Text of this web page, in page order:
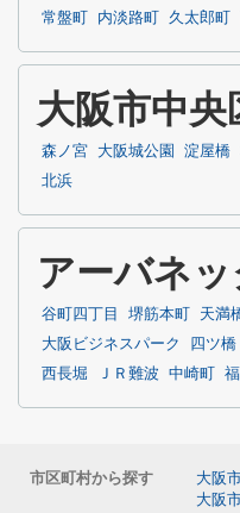
常盤町
内淡路町 久太郎町
大阪市中
森ノ宮 大阪城公園 淀屋橋
北浜
アーバネ
谷町四丁目 堺筋本町 天満
大阪ビジネスパーク
四ツ橋
西長堀
ＪＲ難波 中崎町
市区町村から探す 大阪
大阪